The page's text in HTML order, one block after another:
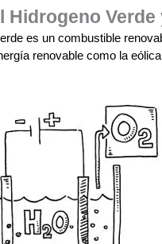
Hidrogeno
es un combustible
renovable como la